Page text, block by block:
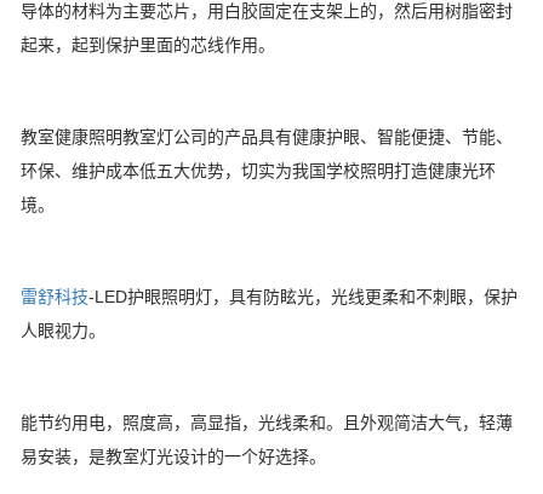
导体的材料为主要芯片，用白胶固定在支架上的，然后用树脂密封
起来，起到保护里面的芯线作用。
教室健康照明教室灯公司的产品具有健康护眼、智能便捷、节能、
环保、维护成本低五大优势，切实为我国学校照明打造健康光环
境。
雷舒科技-LED护眼照明灯，具有防眩光，光线更柔和不刺眼，保护
人眼视力。
能节约用电，照度高，高显指，光线柔和。且外观简洁大气，轻薄
易安装，是教室灯光设计的一个好选择。